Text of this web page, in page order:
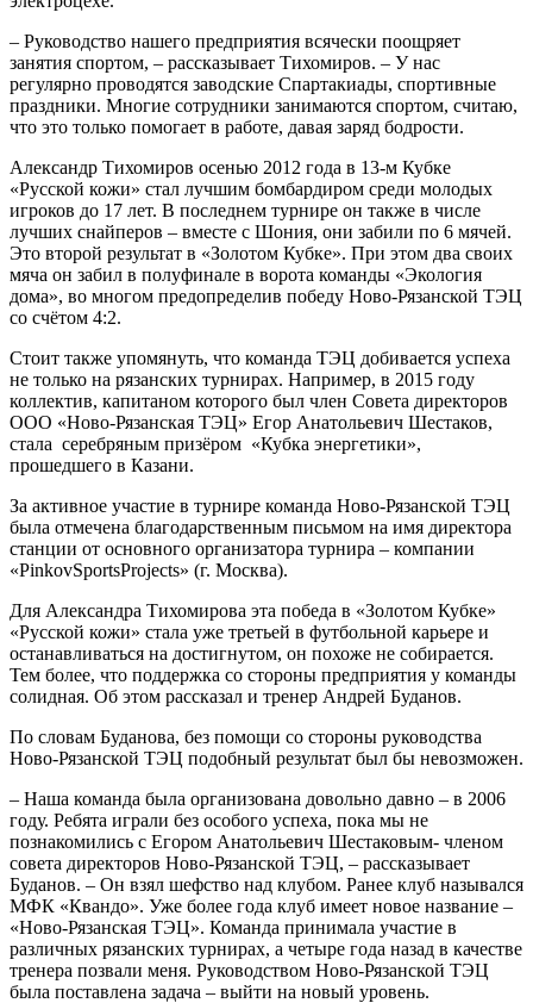
– Руководство нашего предприятия всячески поощряет
занятия спортом, – рассказывает Тихомиров. – У нас
регулярно проводятся заводские Спартакиады, спортивные
праздники. Многие сотрудники занимаются спортом, считаю,
что это только помогает в работе, давая заряд бодрости.
Александр Тихомиров осенью 2012 года в 13-м Кубке
«Русской кожи» стал лучшим бомбардиром среди молодых
игроков до 17 лет. В последнем турнире он также в числе
лучших снайперов – вместе с Шония, они забили по 6 мячей.
Это второй результат в «Золотом Кубке». При этом два своих
мяча он забил в полуфинале в ворота команды «Экология
дома», во многом предопределив победу Ново-Рязанской ТЭЦ
со счётом 4:2.
Стоит также упомянуть, что команда ТЭЦ добивается успеха
не только на рязанских турнирах. Например, в 2015 году
коллектив, капитаном которого был член Совета директоров
ООО «Ново-Рязанская ТЭЦ» Егор Анатольевич Шестаков,
стала серебряным призёром «Кубка энергетики»,
прошедшего в Казани.
За активное участие в турнире команда Ново-Рязанской ТЭЦ
была отмечена благодарственным письмом на имя директора
станции от основного организатора турнира – компании
«PinkovSportsProjects» (г. Москва).
Для Александра Тихомирова эта победа в «Золотом Кубке»
«Русской кожи» стала уже третьей в футбольной карьере и
останавливаться на достигнутом, он похоже не собирается.
Тем более, что поддержка со стороны предприятия у команды
солидная. Об этом рассказал и тренер Андрей Буданов.
По словам Буданова, без помощи со стороны руководства
Ново-Рязанской ТЭЦ подобный результат был бы невозможен.
– Наша команда была организована довольно давно – в 2006
году. Ребята играли без особого успеха, пока мы не
познакомились с Егором Анатольевич Шестаковым- членом
совета директоров Ново-Рязанской ТЭЦ, – рассказывает
Буданов. – Он взял шефство над клубом. Ранее клуб назывался
МФК «Квандо». Уже более года клуб имеет новое название –
«Ново-Рязанская ТЭЦ». Команда принимала участие в
различных рязанских турнирах, а четыре года назад в качестве
тренера позвали меня. Руководством Ново-Рязанской ТЭЦ
была поставлена задача – выйти на новый уровень.